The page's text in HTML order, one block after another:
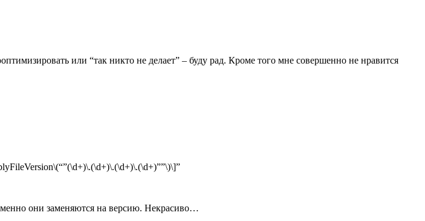
или “так никто не делает” – буду рад. Кроме того мне совершенно не нравится
они заменяются на версию. Некрасиво…